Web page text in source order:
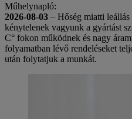
Műhelynapló:
2026-08-03 – Hőség miatti
kénytelenek vagyunk a gyártást
C° fokon működnek és nagy
folyamatban lévő rendeléseket
után folytatjuk a munkát.